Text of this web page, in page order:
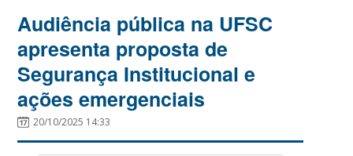
Audiência pública na UFSC
apresenta proposta de
Segurança Institucional e
ações emergenciais
20/10/2025 14:33